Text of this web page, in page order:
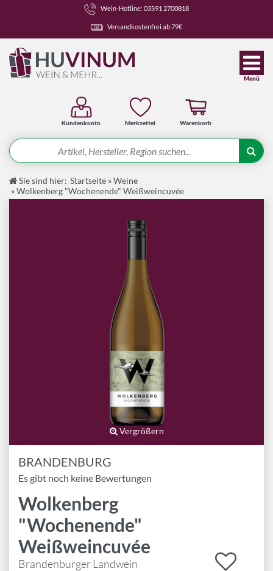
Wein-Hotline: 03591 2700818
Versandkostenfrei ab 79€
Kundenkonto Merkzettel Warenkorb
Menü
Angebote
Wein-Pakete
Spirituosen-Pakete
Geschenk-Pakete
Weine
Spirituosen
Marken
Inspiration
Rezepte & Ideen
Wissenswelt
Magazin
Schlagworte
Gutscheine
Sie sind hier: Startseite »Weine
»Wolkenberg "Wochenende" Weißweincuvée
Vergrößern
BRANDENBURG
Es gibt noch keine Bewertungen
Wolkenberg
"Wochenende"
Weißweincuvée
Brandenburger Landwein